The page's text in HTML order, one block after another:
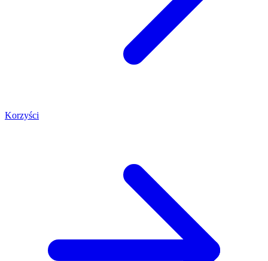
Korzyści